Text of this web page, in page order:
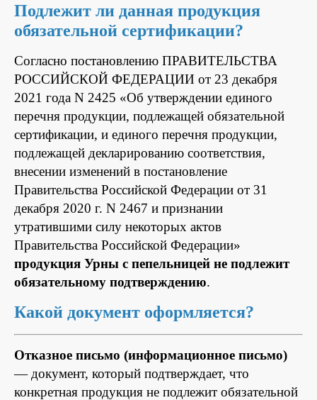
Подлежит ли данная продукция
обязательной сертификации?
Согласно постановлению ПРАВИТЕЛЬСТВА
РОССИЙСКОЙ ФЕДЕРАЦИИ от 23 декабря
2021 года N 2425 «Об утверждении единого
перечня продукции, подлежащей обязательной
сертификации, и единого перечня продукции,
подлежащей декларированию соответствия,
внесении изменений в постановление
Правительства Российской Федерации от 31
декабря 2020 г. N 2467 и признании
утратившими силу некоторых актов
Правительства Российской Федерации»
продукция Урны с пепельницей не подлежит
обязательному подтверждению.
Какой документ оформляется?
Отказное письмо (информационное письмо)
— документ, который подтверждает, что
конкретная продукция не подлежит обязательной